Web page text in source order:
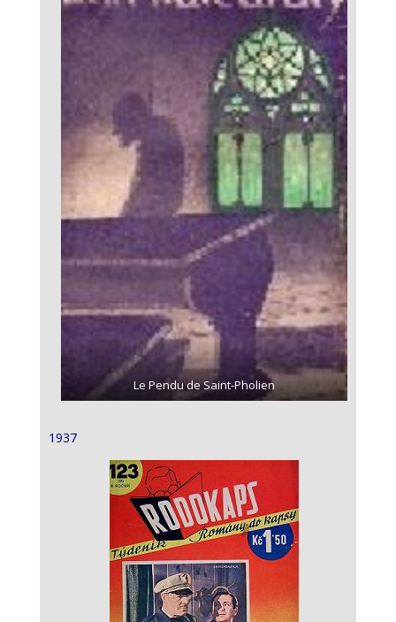
Le Pendu de Saint-Pholien
1937